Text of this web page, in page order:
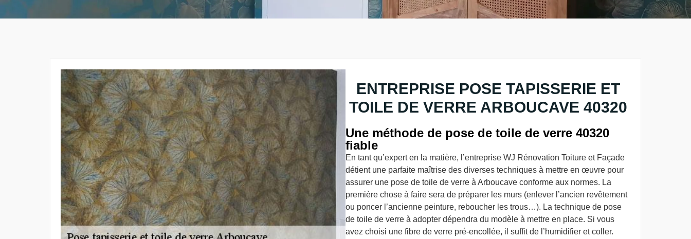
ENTREPRISE POSE TAPISSERIE ET
TOILE DE VERRE ARBOUCAVE 40320
Une méthode de pose de toile de verre 40320
fiable
En tant qu’expert en la matière, l’entreprise WJ Rénovation Toiture et Façade
détient une parfaite maîtrise des diverses techniques à mettre en œuvre pour
assurer une pose de toile de verre à Arboucave conforme aux normes. La
première chose à faire sera de préparer les murs (enlever l’ancien revêtement
ou poncer l’ancienne peinture, reboucher les trous…). La technique de pose
de toile de verre à adopter dépendra du modèle à mettre en place. Si vous
avez choisi une fibre de verre pré-encollée, il suffit de l’humidifier et coller.